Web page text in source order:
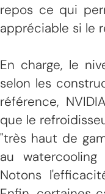
repos ce qui
appréciable si le
En charge, le
selon les
référence,
que le
"très haut de
au
Notons